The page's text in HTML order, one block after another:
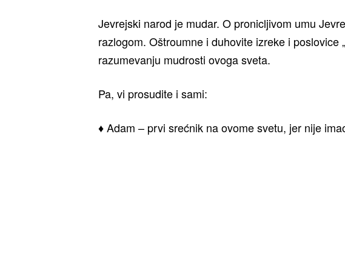
Jevrejski narod je mudar. O pronicljivom umu
razlogom. Oštroumne i duhovite izreke i poslovice
razumevanju mudrosti ovoga sveta.
Pa, vi prosudite i sami:
♦ Adam – prvi srećnik na ovome svetu, jer nije